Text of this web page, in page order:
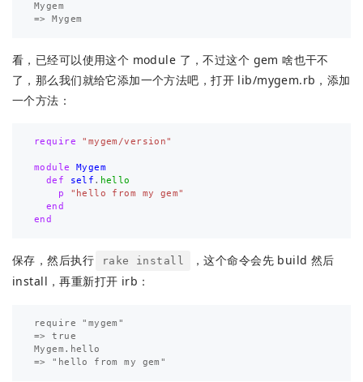
Mygem
看，已经可以使用这个 module 了，不过这个 gem 啥也干不
了，那么我们就给它添加一个方法吧，打开 lib/mygem.rb，添加
一个方法：
require "mygem/version"
module
Mygem
def
self . hello
p
"hello from my gem"
end
end
保存，然后执行 rake install
，这个命令会先 build 然后
install，再重新打开 irb：
require "mygem"
=> true
Mygem.hello